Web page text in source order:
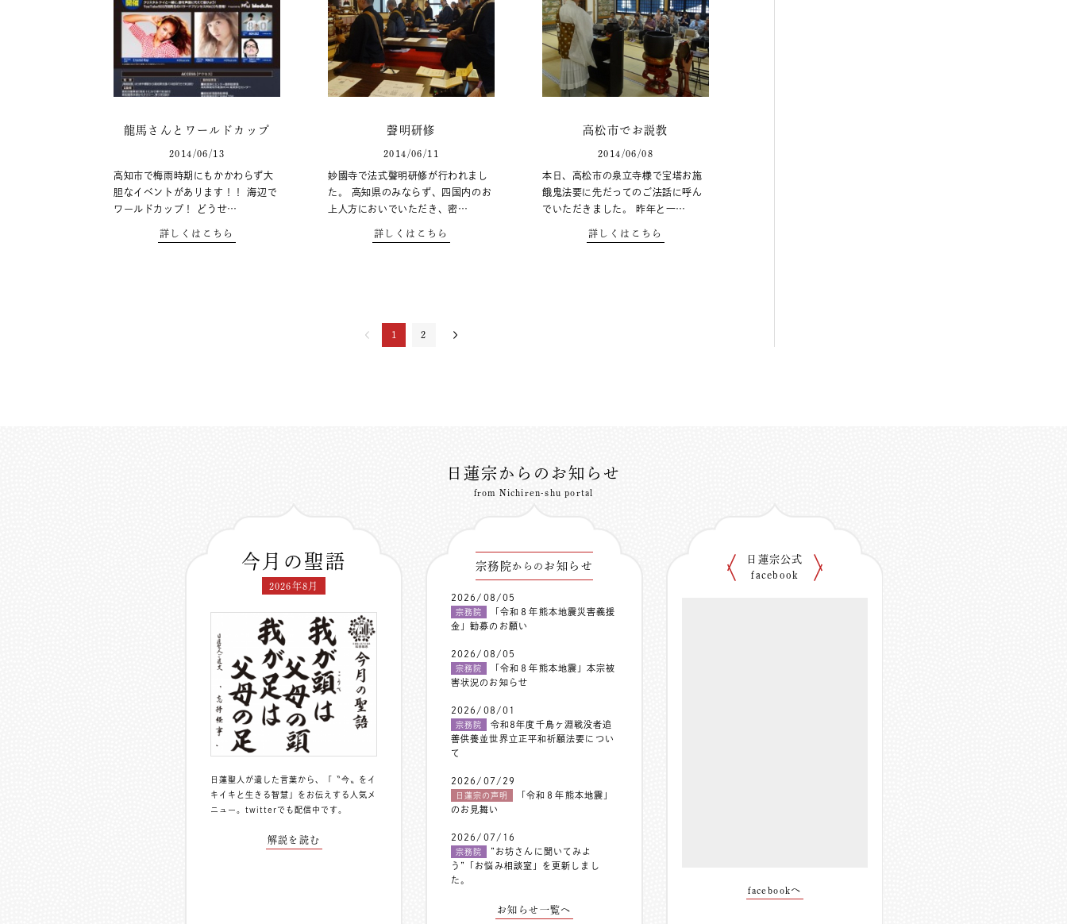
龍馬さんとワールドカップ
2014/06/13
高知市で梅雨時期にもかかわらず大
胆なイベントがあります！！ 海辺で
ワールドカップ！ どうせ…
詳しくはこちら
聲明研修
2014/06/11
妙國寺で法式聲明研修が行われまし
た。 高知県のみならず、四国内のお
上人方においでいただき、密…
詳しくはこちら
高松市でお説教
2014/06/08
本日、高松市の泉立寺様で宝塔お施
餓鬼法要に先だってのご法話に呼ん
でいただきました。 昨年と一…
詳しくはこちら
1 2
日蓮宗からのお知らせ
from Nichiren-shu portal
今月の聖語
2026年8月
日蓮聖人が遺した言葉から、「〝今〟をイ
キイキと生きる智慧」をお伝えする人気メ
ニュー。 twitterでも配信中 です。
解説を読む
宗務院からの お知らせ
2026/08/05
宗務院
「令和８年熊本地震災害義援
金」勧募のお願い
2026/08/05
宗務院
「令和８年熊本地震」本宗被
害状況のお知らせ
2026/08/01
宗務院
令和8年度千鳥ヶ淵戦没者追
善供養並世界立正平和祈願法要につい
て
2026/07/29
日蓮宗の声明
「令和８年熊本地震」
のお見舞い
2026/07/16
宗務院
”お坊さんに聞いてみよ
う”「お悩み相談室」を更新しまし
た。
お知らせ一覧へ
日蓮宗公式
facebook
facebookへ